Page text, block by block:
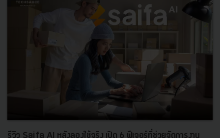
รีวิว Saifa AI หลังลองใช้จริง เปิด 6 ฟีเจอร์ที่ช่วยจัดการงาน